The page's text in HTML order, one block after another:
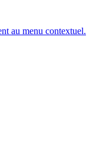
au menu contextuel.